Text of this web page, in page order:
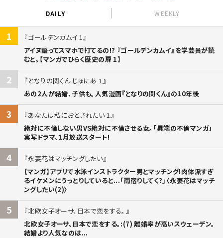
DAILY WEEKLY
1
ゴールデンカムイ 1
アイヌ語ってスマホで打てるの!? 『ゴールデンカムイ』を学芸員が読
むと。【マンガでひらく歴史の扉 1】
2
となりの関くん じゅにあ 1
あの2人が結婚、子供も。人気漫画『となりの関くん』の10年後
3
あなたは私におとされたい 1
絶対に不倫しない男VS絶対に不倫させる女。「異端の不倫マンガ」
実写ドラマ、1月放送スタート!
4
永妻花はマッチングしたい
【マンガ】アプリで水泳インストラクター男とマッチング!肉体派すぎ
るイケメンにうっとりしていると...「雨宿りしてく?」〈永妻花はマッチ
ングしたい(2)〉
5
北欧女子オーサ、日本で恋をする。
北欧女子オーサ、日本で恋をする。:(7) 離婚率が高いスウェーデン。
結婚より人気なのは...